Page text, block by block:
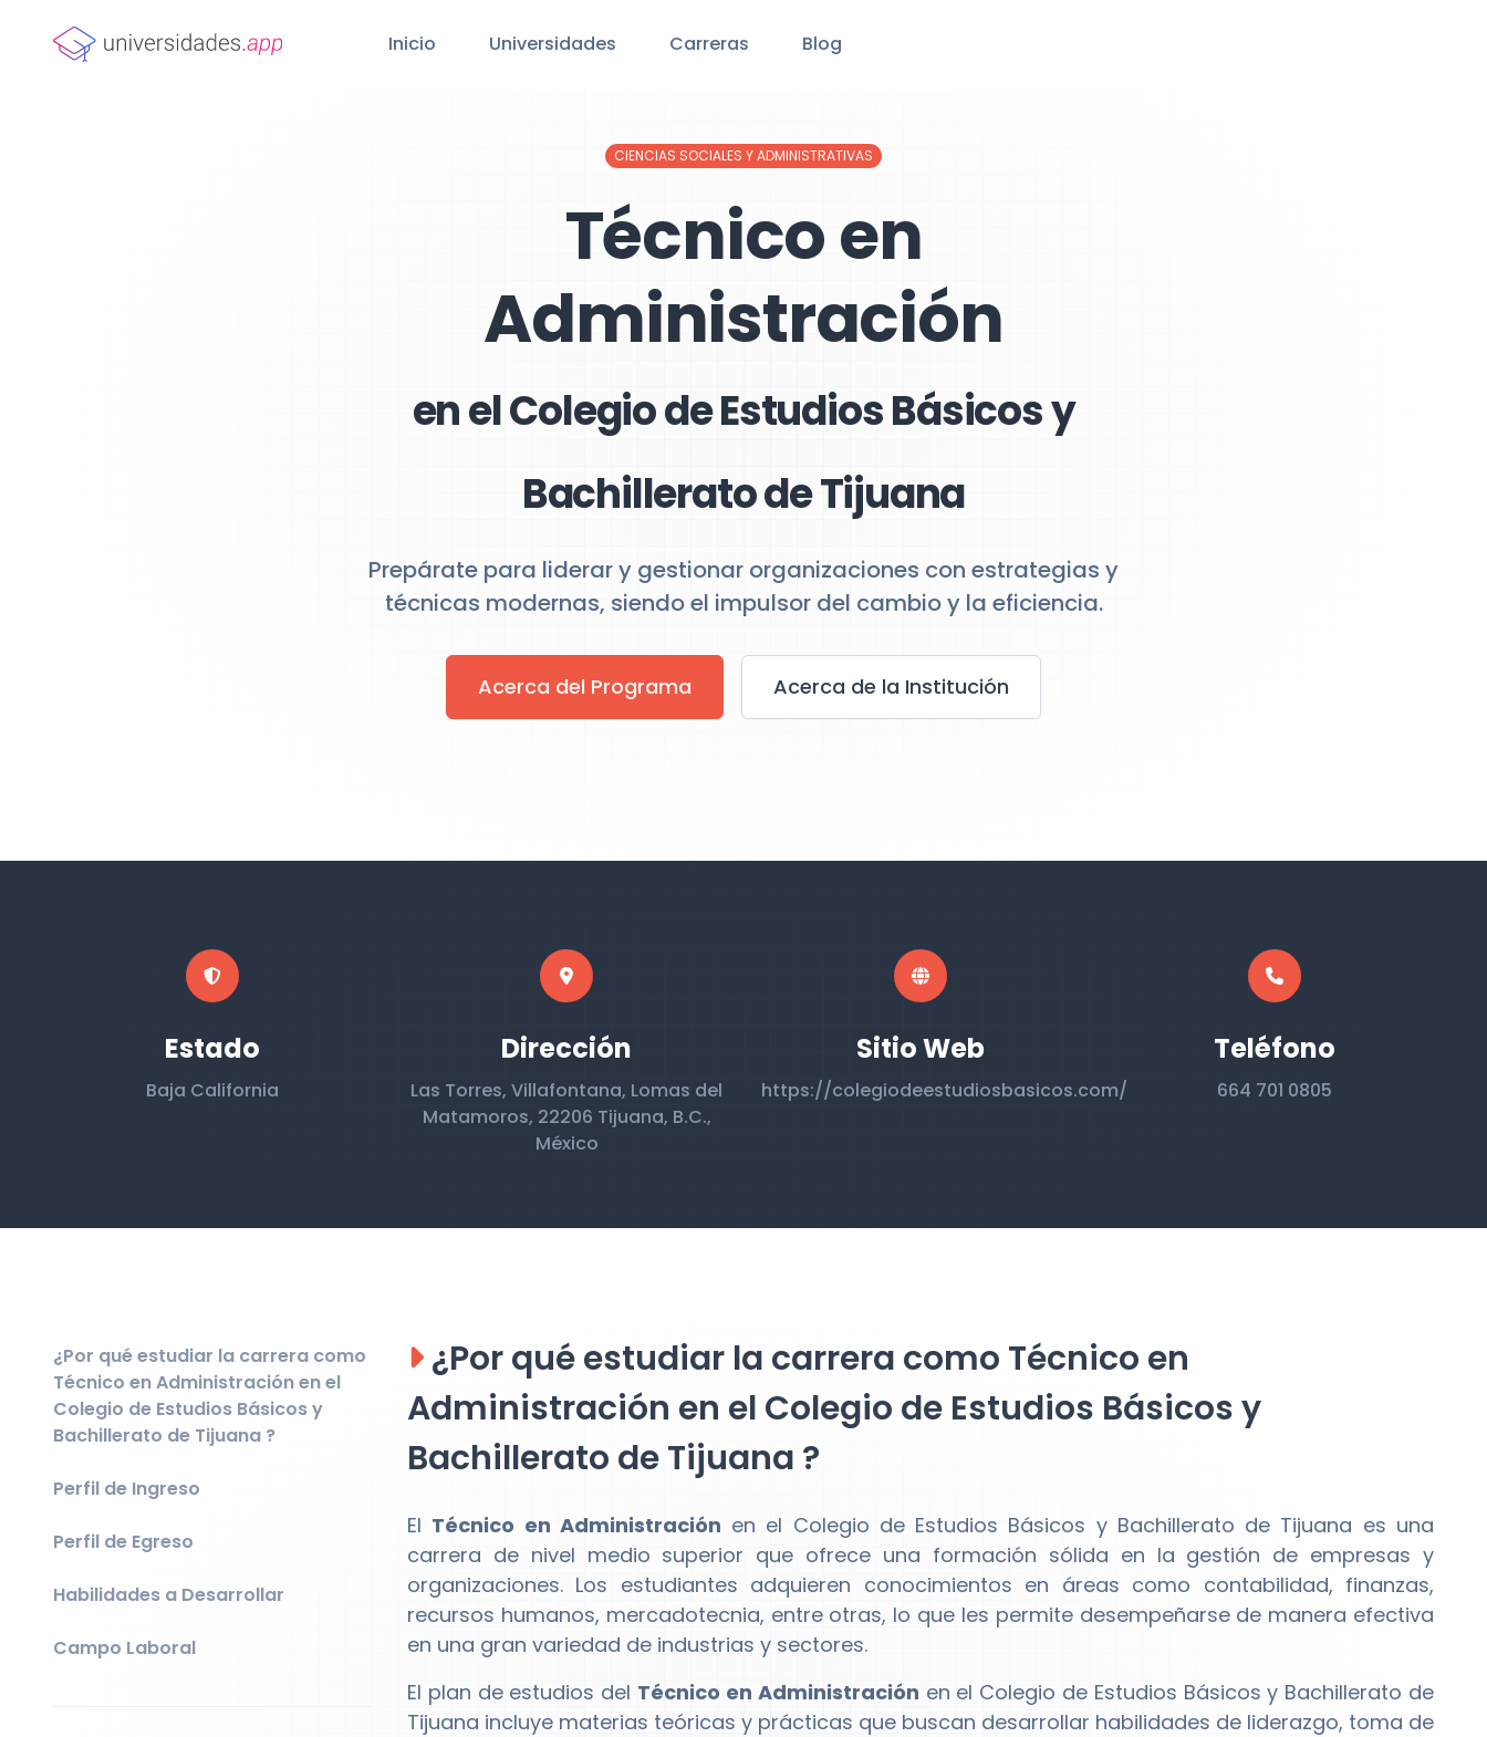
Inicio Universidades Carreras Blog
CIENCIAS SOCIALES Y ADMINISTRATIVAS
Técnico en
Administración
en el Colegio de Estudios Básicos y
Bachillerato de Tijuana
Prepárate para liderar y gestionar organizaciones con estrategias y
técnicas modernas, siendo el impulsor del cambio y la eficiencia.
Acerca del Programa Acerca de la Institución
Estado
Baja California
Dirección
Las Torres, Villafontana, Lomas del
Matamoros, 22206 Tijuana, B.C.,
México
Sitio Web
https://colegiodeestudiosbasicos.com/
Teléfono
664 701 0805
¿Por qué estudiar la carrera como
Técnico en Administración en el
Colegio de Estudios Básicos y
Bachillerato de Tijuana ?
Perfil de Ingreso
Perfil de Egreso
Habilidades a Desarrollar
Campo Laboral
¿Por qué estudiar la carrera como Técnico en
Administración en el Colegio de Estudios Básicos y
Bachillerato de Tijuana ?
El Técnico en Administración en el Colegio de Estudios Básicos y Bachillerato de Tijuana es una
carrera de nivel medio superior que ofrece una formación sólida en la gestión de empresas y
organizaciones. Los estudiantes adquieren conocimientos en áreas como contabilidad, finanzas,
recursos humanos, mercadotecnia, entre otras, lo que les permite desempeñarse de manera efectiva
en una gran variedad de industrias y sectores.
El plan de estudios del Técnico en Administración en el Colegio de Estudios Básicos y Bachillerato de
Tijuana incluye materias teóricas y prácticas que buscan desarrollar habilidades de liderazgo, toma de